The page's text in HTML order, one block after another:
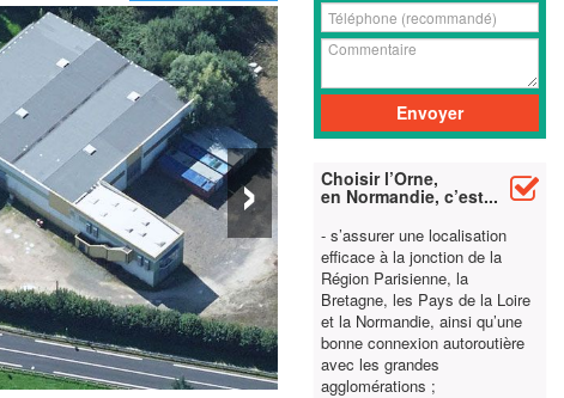
› Choisir l’Orne,
en Normandie, c’est...
- s’assurer une localisation
efficace à la jonction de la
Région Parisienne, la
Bretagne, les Pays de la Loire
et la Normandie, ainsi qu’une
bonne connexion autoroutière
avec les grandes
agglomérations ;